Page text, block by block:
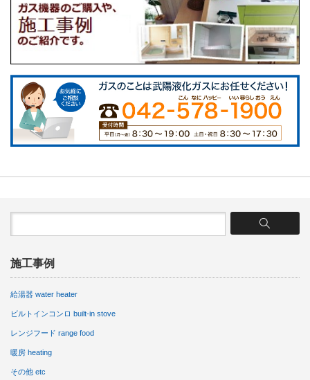
施工事例
給湯器 water heater
ビルトインコンロ built-in stove
レンジフード range food
暖房 heating
その他 etc